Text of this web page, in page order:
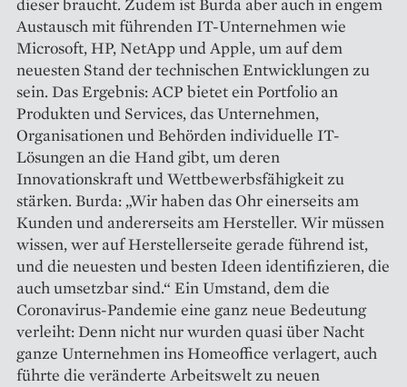
Austausch mit führenden IT-Unternehmen wie
Microsoft, HP, NetApp und Apple, um auf dem
neuesten Stand der technischen Entwicklungen zu
sein. Das Ergebnis: ACP bietet ein Portfolio an
Produkten und Services, das ­Unternehmen,
Organisationen und Behörden individuelle IT-
Lösungen an die Hand gibt, um deren
Innovationskraft und Wettbewerbsfähigkeit zu
stärken. Burda: „Wir haben das Ohr einerseits am
Kunden und andererseits am Hersteller. Wir müssen
wissen, wer auf Herstellerseite gerade führend ist,
und die neuesten und besten Ideen identifizieren, die
auch umsetzbar sind.“ Ein Umstand, dem die
Coronavirus-Pandemie eine ganz neue Bedeutung
verleiht: Denn nicht nur ­wurden quasi über Nacht
ganze Unternehmen ins Homeoffice verlagert, auch
führte die veränderte Arbeitswelt zu neuen